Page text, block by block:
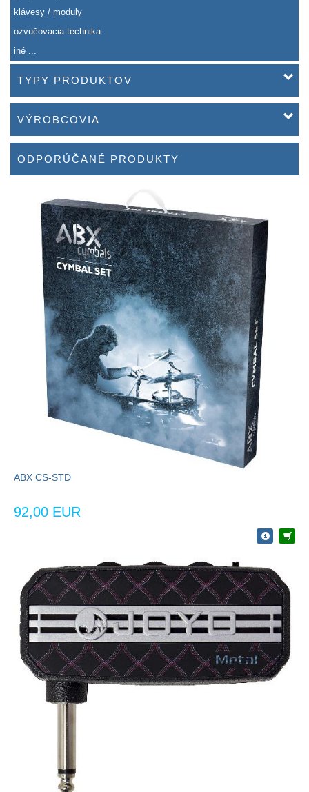
klávesy / moduly
ozvučovacia technika
iné ...
TYPY PRODUKTOV
VÝROBCOVIA
ODPORÚČANÉ PRODUKTY
ABX CS-STD
92,00 EUR